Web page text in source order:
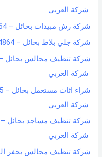
شركة العربي
شركة رش مبيدات بحائل – 0551154864 اتصل بنا – شركة العربي
شركة جلي بلاط بحائل – 0551154864 – اتصل بنا – شركة العربي
شركة العربي
شركة العربي
شركة العربي